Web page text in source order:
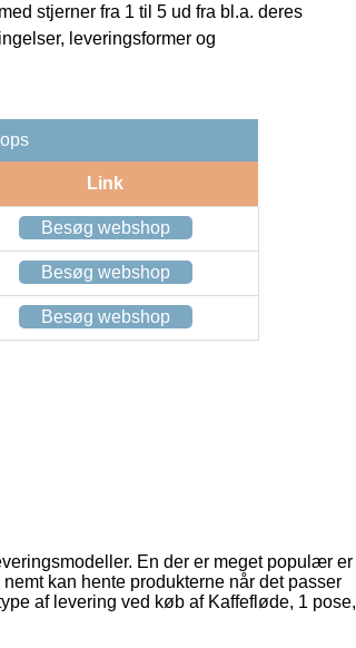
stjerner fra 1 til 5 ud fra bl.a. deres
leveringsformer og
Link
Besøg webshop
Besøg webshop
Besøg webshop
En der er meget populær er
kan hente produkterne når det passer
af levering ved køb af Kaffefløde, 1 pose,